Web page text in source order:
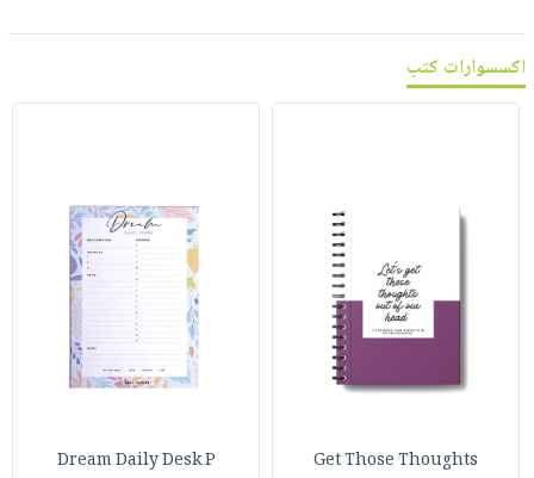
اكسسوارات كتب
Get Those Thoughts
Dream Daily Desk P